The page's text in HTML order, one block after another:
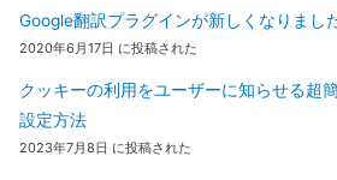
Google翻訳プラグインが新しくなりまし
2020年6月17日 に投稿された
クッキーの利用をユーザーに知らせる超
設定方法
2023年7月8日 に投稿された